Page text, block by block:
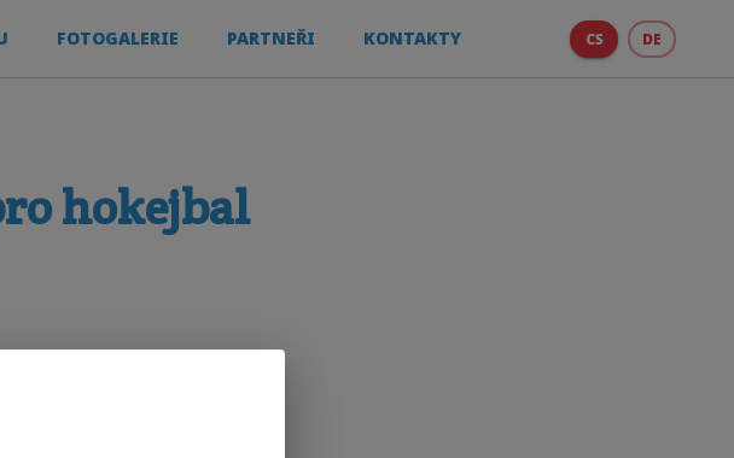
FOTOGALERIE PARTNEŘI KONTAKTY CS DE
hokejbal